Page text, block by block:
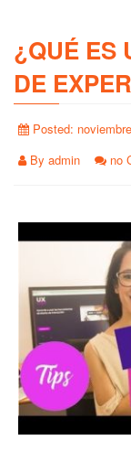
¿QUÉ ES
DE
Posted:
By admin no